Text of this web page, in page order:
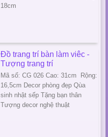
18cm
Đồ trang trí bàn làm viêc -
Tượng trang trí
Mã số: CG 026 Cao: 31cm Rộng:
16,5cm Decor phòng đẹp Qùa
sinh nhật sếp Tặng bạn thân
Tượng decor nghệ thuật